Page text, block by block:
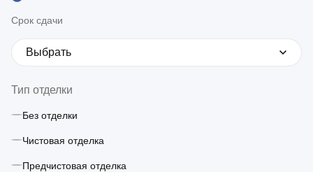
Срок сдачи
Выбрать
Тип отделки
Без отделки
Чистовая отделка
Предчистовая отделка